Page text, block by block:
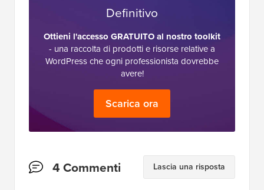
Definitivo
Ottieni l'accesso GRATUITO al nostro toolkit
- una raccolta di prodotti e risorse relative a
WordPress che ogni professionista dovrebbe
avere!
Scarica ora
Interazioni
del
4 Commenti Lascia una risposta